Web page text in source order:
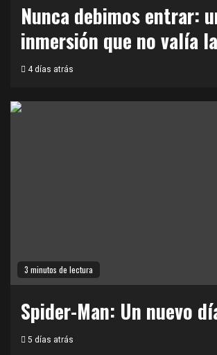
Nunca debimos entrar:
inmersión que no valía
4 días atrás
3 minutos de lectura
Spider-Man: Un nuevo
5 días atrás